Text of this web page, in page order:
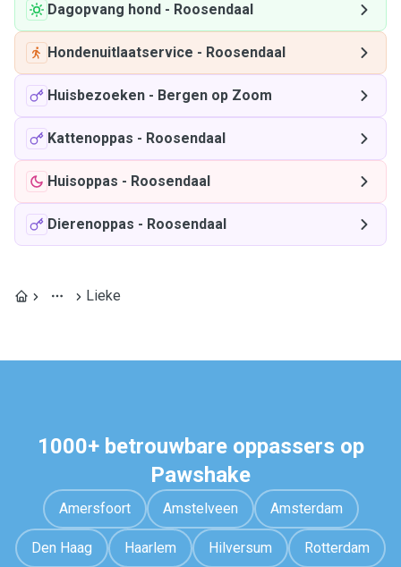
Dagopvang hond - Roosendaal
Hondenuitlaatservice - Roosendaal
Huisbezoeken - Bergen op Zoom
Kattenoppas - Roosendaal
Huisoppas - Roosendaal
Dierenoppas - Roosendaal
Lieke
1000+ betrouwbare oppassers op
Pawshake
Amersfoort Amstelveen Amsterdam
Den Haag Haarlem Hilversum Rotterdam